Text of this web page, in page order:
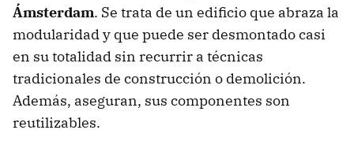
Ámsterdam. Se trata de un edificio que abraza la
modularidad y que puede ser desmontado casi
en su totalidad sin recurrir a técnicas
tradicionales de construcción o demolición.
Además, aseguran, sus componentes son
reutilizables.